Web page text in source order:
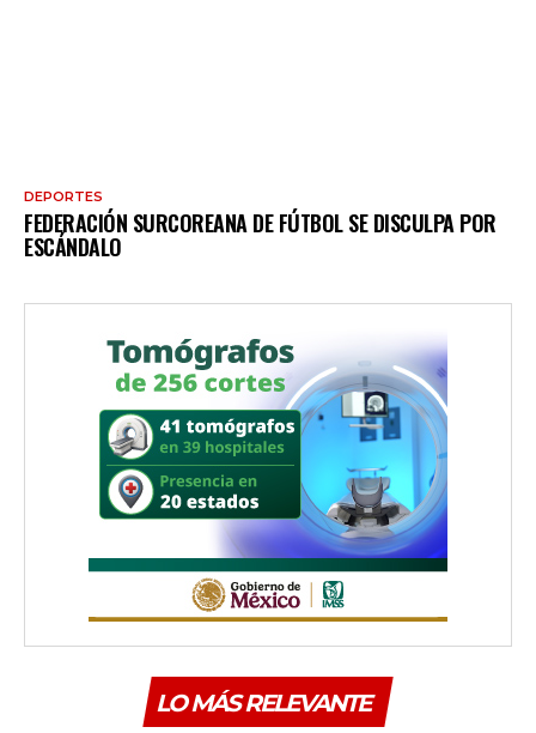
DEPORTES
FEDERACIÓN SURCOREANA DE FÚTBOL SE DISCULPA POR
ESCÁNDALO
LO MÁS RELEVANTE